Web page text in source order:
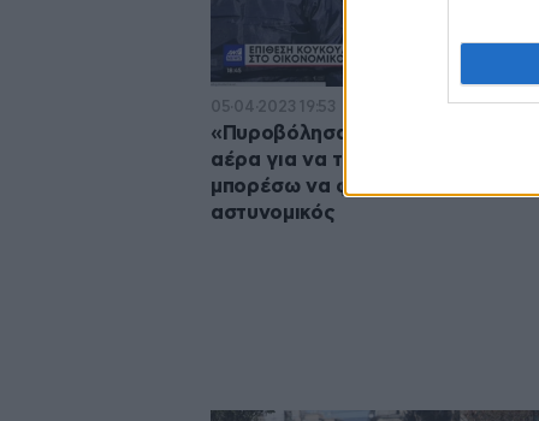
05·04·2023 19:53
«Πυροβόλησα τέσσερις φορές
αέρα για να τους τρομάξω και να
μπορέσω να φύγω» – Τι
αστυνομικός